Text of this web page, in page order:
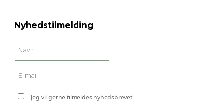
Nyhedstilmelding
Jeg vil gerne tilmeldes nyhedsbrevet